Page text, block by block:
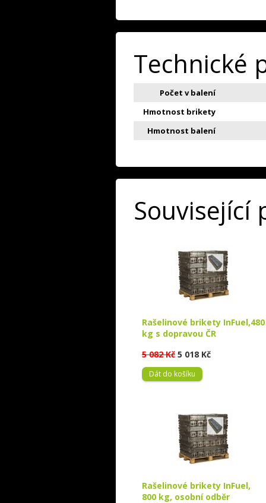
Technické
Počet v balení
Hmotnost brikety
Hmotnost balení
Související
Rašelinové brikety InFuel,480
kg s dopravou ČR
5 082 Kč 5 018 Kč
Dát do košíku
Rašelinové brikety InFuel,
800 kg, osobní odběr